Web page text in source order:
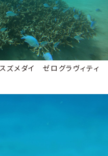
ズメダイ ゼログラヴィティ